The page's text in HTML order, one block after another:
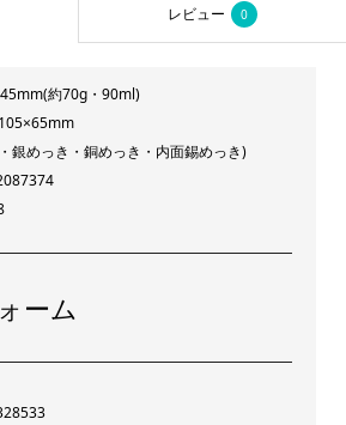
レビュー 0
約70g・90ml)
銀めっき・銅めっき・内面錫めっき)
ーム